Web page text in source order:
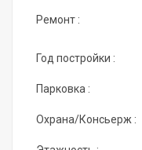
Ремонт :
Год постройки :
Парковка :
Охрана/Консьерж :